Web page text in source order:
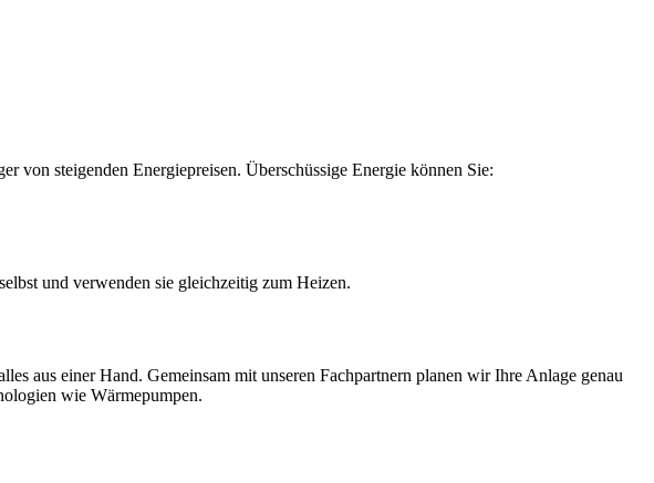
von steigenden Energiepreisen. Überschüssige Energie können Sie:
und verwenden sie gleichzeitig zum Heizen.
aus einer Hand. Gemeinsam mit unseren Fachpartnern planen wir Ihre Anlage genau
wie Wärmepumpen.